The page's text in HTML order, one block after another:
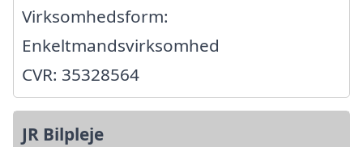
Virksomhedsform:
Enkeltmandsvirksomhed
CVR: 35328564
JR Bilpleje